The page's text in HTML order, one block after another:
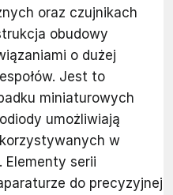
oraz czujnikach
obudowy
o dużej
Jest to
miniaturowych
umożliwiają
w
Elementy serii
do precyzyjnej